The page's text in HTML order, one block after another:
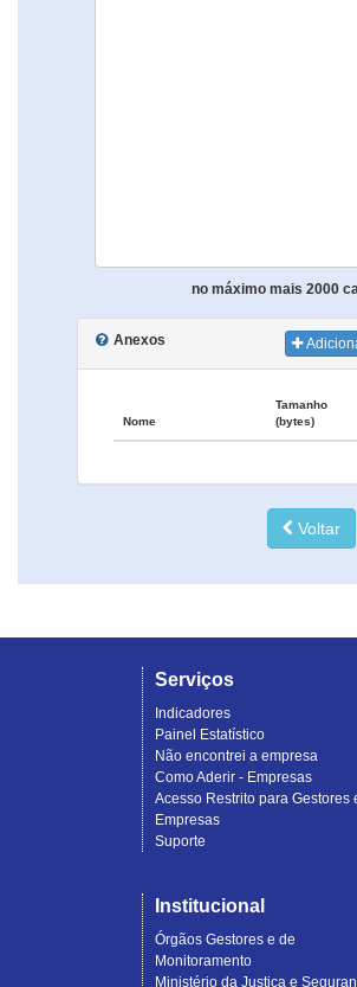
no máximo mais 2000
Anexos
Nome
Tamanho
(bytes)
Voltar
Serviços
Indicadores
Painel Estatístico
Não encontrei a empresa
Como Aderir - Empresas
Acesso Restrito para Gestores
Empresas
Suporte
Institucional
Órgãos Gestores e de
Monitoramento
Ministério da Justiça e